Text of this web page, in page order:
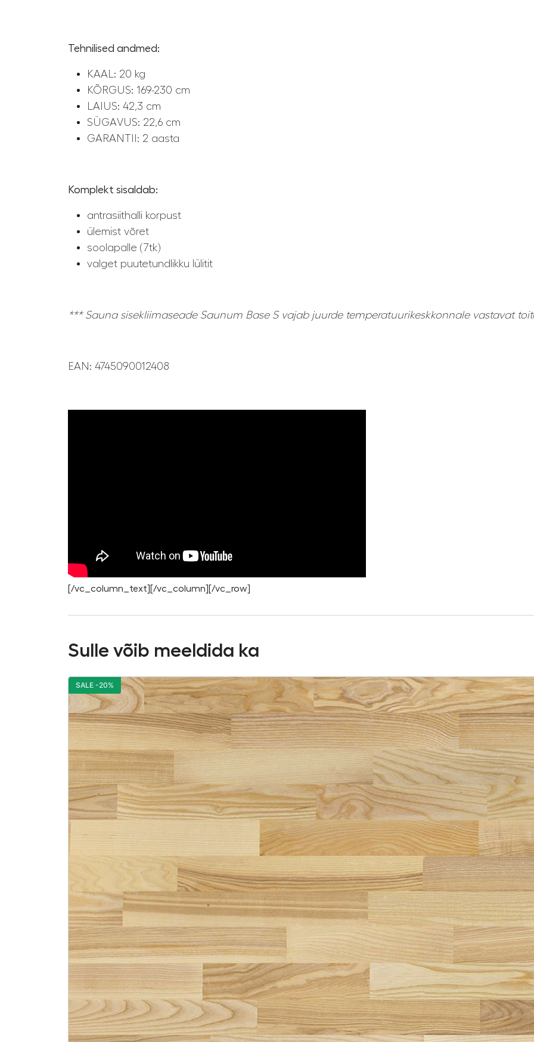
Tehnilised andmed:
KAAL: 20 kg
KÕRGUS: 169-230 cm
LAIUS: 42,3 cm
SÜGAVUS: 22,6 cm
GARANTII: 2 aasta
Komplekt sisaldab:
antrasiithalli korpust
ülemist võret
soolapalle (7tk)
valget puutetundlikku lülitit
*** Sauna sisekliimaseade Saunum Base S vajab juurde temperatuurikeskkonnale vastavat
EAN: 4745090012408
[/vc_column_text][/vc_column][/vc_row]
Sulle võib meeldida ka
SALE -20%